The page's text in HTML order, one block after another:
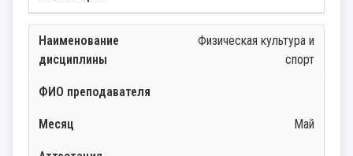
Физическая культура и
спорт
Май